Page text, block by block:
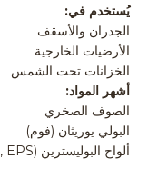
يُستخدم في:
الجدران والأسقف
الأرضيات الخارجية
الخزانات تحت الشمس
أشهر المواد:
الصوف الصخري
البولي يوريثان (فوم)
ألواح البوليسترين (XPS, EPS)